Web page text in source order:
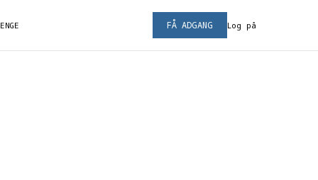
Log på
FÅ ADGANG